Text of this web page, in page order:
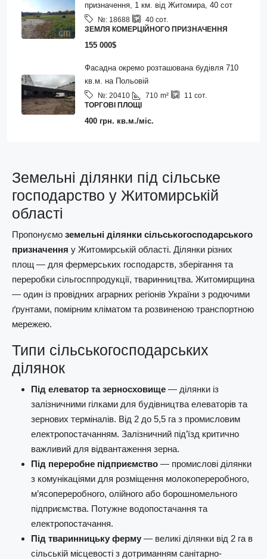
призначення, 1 км. від Житомира, 40 сот
№: 18688 40 сот.
ЗЕМЛЯ КОМЕРЦІЙНОГО ПРИЗНАЧЕННЯ
155 000$
Фасадна окремо розташована будівля 710
кв.м. на Польовій
№: 20410 710 m² 11 сот.
ТОРГОВІ ПЛОЩІ
400 грн. кв.м./міс.
Земельні ділянки під сільське
господарство у Житомирській
області
Пропонуємо земельні ділянки сільськогосподарського
призначення у Житомирській області. Ділянки різних
площ — для фермерських господарств, зберігання та
переробки сільгосппродукції, тваринництва. Житомирщина
— один із провідних аграрних регіонів України з родючими
ґрунтами, помірним кліматом та розвиненою транспортною
мережею.
Типи сільськогосподарських
ділянок
Під елеватор та зерносховище — ділянки із
залізничними гілками для будівництва елеваторів та
зернових терміналів. Від 2 до 5,5 га з промисловим
електропостачанням. Залізничний під’їзд критично
важливий для відвантаження зерна.
Під переробне підприємство — промислові ділянки
з комунікаціями для розміщення молокопереробного,
м’ясопереробного, олійного або борошномельного
підприємства. Потужне водопостачання та
електропостачання.
Під тваринницьку ферму — великі ділянки від 2 га в
сільській місцевості з дотриманням санітарно-